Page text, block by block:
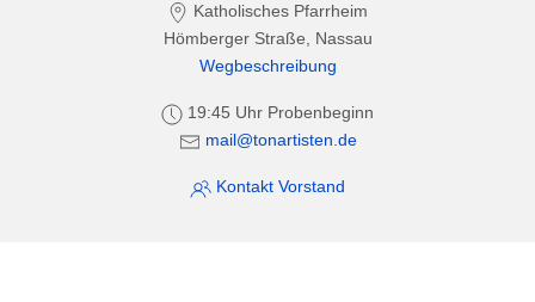
Katholisches Pfarrheim
Hömberger Straße, Nassau
Wegbeschreibung
19:45 Uhr Probenbeginn
mail@tonartisten.de
Kontakt Vorstand